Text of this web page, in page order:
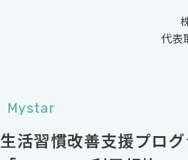
代表
Mystar
生活習慣改善支援プロ